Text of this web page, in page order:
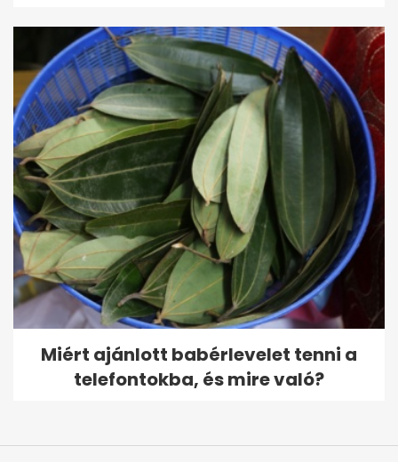
Miért ajánlott babérlevelet tenni a
telefontokba, és mire való?